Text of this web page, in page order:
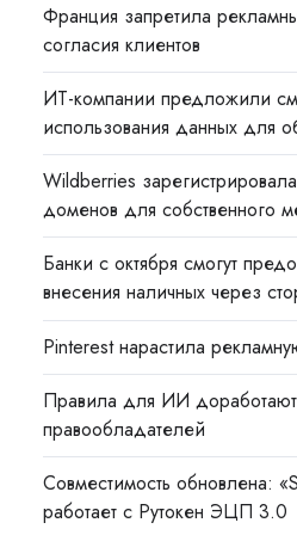
Франция запретила
согласия клиентов
ИТ-компании предложили
использования данных для
Wildberries
доменов для собственного
Банки с октября смогут
внесения наличных через
Pinterest нарастила
Правила для ИИ доработают
правообладателей
Совместимость обновлена:
работает с Рутокен ЭЦП 3.0